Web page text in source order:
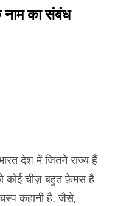
का संबंध
देश में जितने राज्य हैं
कोई चीज़ बहुत फ़ेमस है
कहानी है. जैसे,